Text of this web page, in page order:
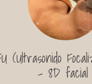
(Ultrasonido
- 8D facial